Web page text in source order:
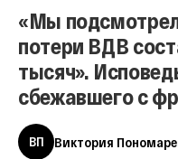
«Мы
потери ВДВ
тысяч».
сбежавшего с
ВП
Виктория